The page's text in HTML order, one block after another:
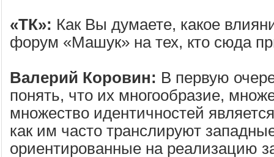
«ТК»: Как Вы думаете, какое
форум «Машук» на тех, кто сюда
Валерий Коровин: В первую
понять, что их многообразие,
множество идентичностей
как им часто транслируют
ориентированные на реализацию